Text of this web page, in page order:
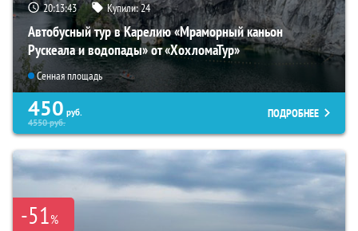
20:13:42 Купили:24
Автобусный тур в Карелию «Мраморный каньон
Рускеала и водопады» от «ХохломаТур»
Сенная площадь
450 руб.
4550руб.
ПОДРОБНЕЕ
-51%